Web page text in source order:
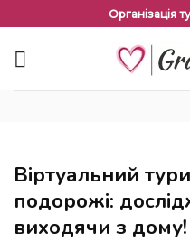
змісту
Організація
Віртуальний туризм як спосіб
подорожі:
виходячи з